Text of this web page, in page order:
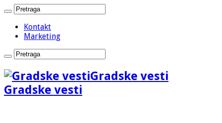
Kontakt
Marketing
Gradske vesti
Gradske vesti